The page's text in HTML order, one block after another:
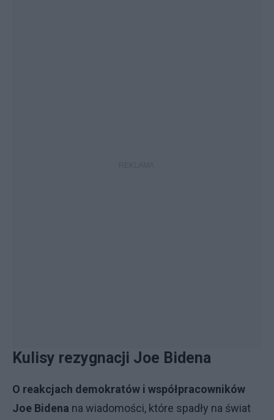
Kulisy rezygnacji Joe Bidena
O reakcjach demokratów i współpracowników
Joe Bidena na wiadomości, które spadły na świat